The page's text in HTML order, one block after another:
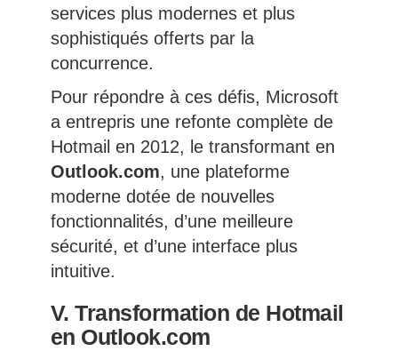
services plus modernes et plus
sophistiqués offerts par la
concurrence.
Pour répondre à ces défis, Microsoft
a entrepris une refonte complète de
Hotmail en 2012, le transformant en
Outlook.com, une plateforme
moderne dotée de nouvelles
fonctionnalités, d’une meilleure
sécurité, et d’une interface plus
intuitive.
V. Transformation de Hotmail
en Outlook.com